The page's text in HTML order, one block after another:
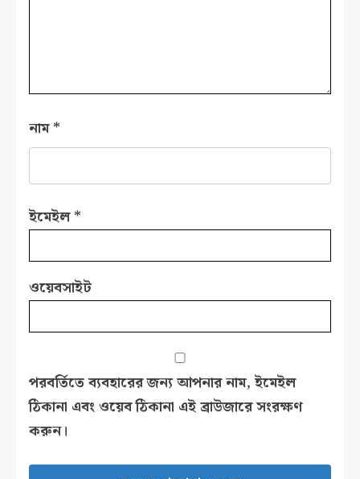
নাম*
ইমেইল*
ওয়েবসাইট
পরবর্তিতে ব্যবহারের জন্য আপনার নাম, ইমেইল
ঠিকানা এবং ওয়েব ঠিকানা এই ব্রাউজারে সংরক্ষণ
করুন।